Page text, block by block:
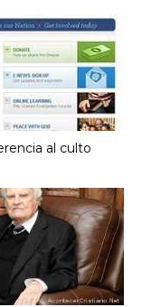
al culto